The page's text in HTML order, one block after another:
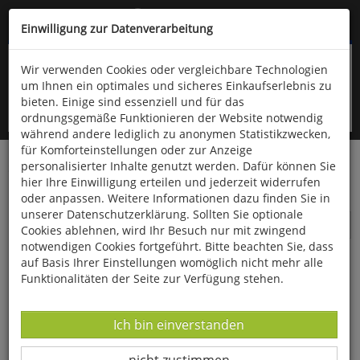
Kompletten Head der Seite überspringen
oder (06766) 9323-960
Startseite Technik & Freizeit
Spiel & Spaß
Geduldsspiele
Geduldsspiele
Einwilligung zur Datenverarbeitung
Wir verwenden Cookies oder vergleichbare Technologien
um Ihnen ein optimales und sicheres Einkaufserlebnis zu
bieten. Einige sind essenziell und für das
ordnungsgemäße Funktionieren der Website notwendig
während andere lediglich zu anonymen Statistikzwecken,
für Komforteinstellungen oder zur Anzeige
personalisierter Inhalte genutzt werden. Dafür können Sie
hier Ihre Einwilligung erteilen und jederzeit widerrufen
oder anpassen. Weitere Informationen dazu finden Sie in
unserer Datenschutzerklärung. Sollten Sie optionale
Cookies ablehnen, wird Ihr Besuch nur mit zwingend
notwendigen Cookies fortgeführt. Bitte beachten Sie, dass
auf Basis Ihrer Einstellungen womöglich nicht mehr alle
Funktionalitäten der Seite zur Verfügung stehen.
Datenverarbeitung -
Ich bin einverstanden